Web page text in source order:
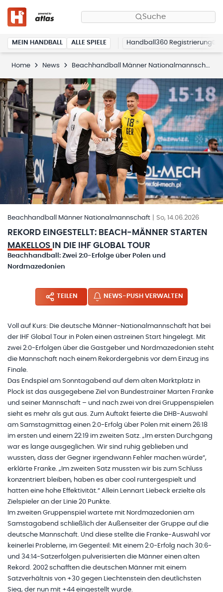
Suche
MEIN HANDBALL ALLE SPIELE Handball360 Registrierung
Home News Beachhandball Männer Nationalmannschaft
Beachhandball Männer Nationalmannschaft So, 14.06.2026
REKORD EINGESTELLT: BEACH-MÄNNER STARTEN
MAKELLOS IN DIE IHF GLOBAL TOUR
Beachhandball: Zwei 2:0-Erfolge über Polen und
Nordmazedonien
TEILEN NEWS-PUSH VERWALTEN
Voll auf Kurs: Die deutsche Männer-Nationalmannschaft hat bei
der IHF Global Tour in Polen einen astreinen Start hingelegt. Mit
zwei 2:0-Erfolgen über die Gastgeber und Nordmazedonien steht
die Mannschaft nach einem Rekordergebnis vor dem Einzug ins
Finale.
Das Endspiel am Sonntagabend auf dem alten Marktplatz in
Plock ist das ausgegebene Ziel von Bundestrainer Marten Franke
und seiner Mannschaft – und nach zwei von drei Gruppenspielen
sieht es mehr als gut aus. Zum Auftakt feierte die DHB-Auswahl
am Samstagmittag einen 2:0-Erfolg über Polen mit einem 26:18
im ersten und einem 22:19 im zweiten Satz. „Im ersten Durchgang
war es lange ausgeglichen. Wir sind ruhig geblieben und
wussten, dass der Gegner irgendwann Fehler machen würde“,
erklärte Franke. „Im zweiten Satz mussten wir bis zum Schluss
konzentriert bleiben, haben es aber cool runtergespielt und
hatten eine hohe Effektivität.“ Allein Lennart Liebeck erzielte als
Zielspieler an der Linie 20 Punkte.
Im zweiten Gruppenspiel wartete mit Nordmazedonien am
Samstagabend schließlich der Außenseiter der Gruppe auf die
deutsche Mannschaft. Und diese stellte die Franke-Auswahl vor
keinerlei Probleme, im Gegenteil: Mit einem 2:0-Erfolg nach 30:6-
und 34:14-Satzerfolgen pulverisierten die Männer einen alten
Rekord. 2002 schafften die deutschen Männer mit einem
Satzverhältnis von +30 gegen Liechtenstein den deutlichsten
Sieg, der nun mit +44 eingestellt wurde.